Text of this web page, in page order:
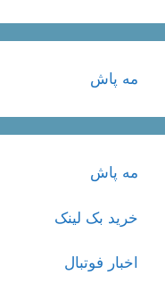
مه پاش
مه پاش
خرید بک لینک
اخبار فوتبال